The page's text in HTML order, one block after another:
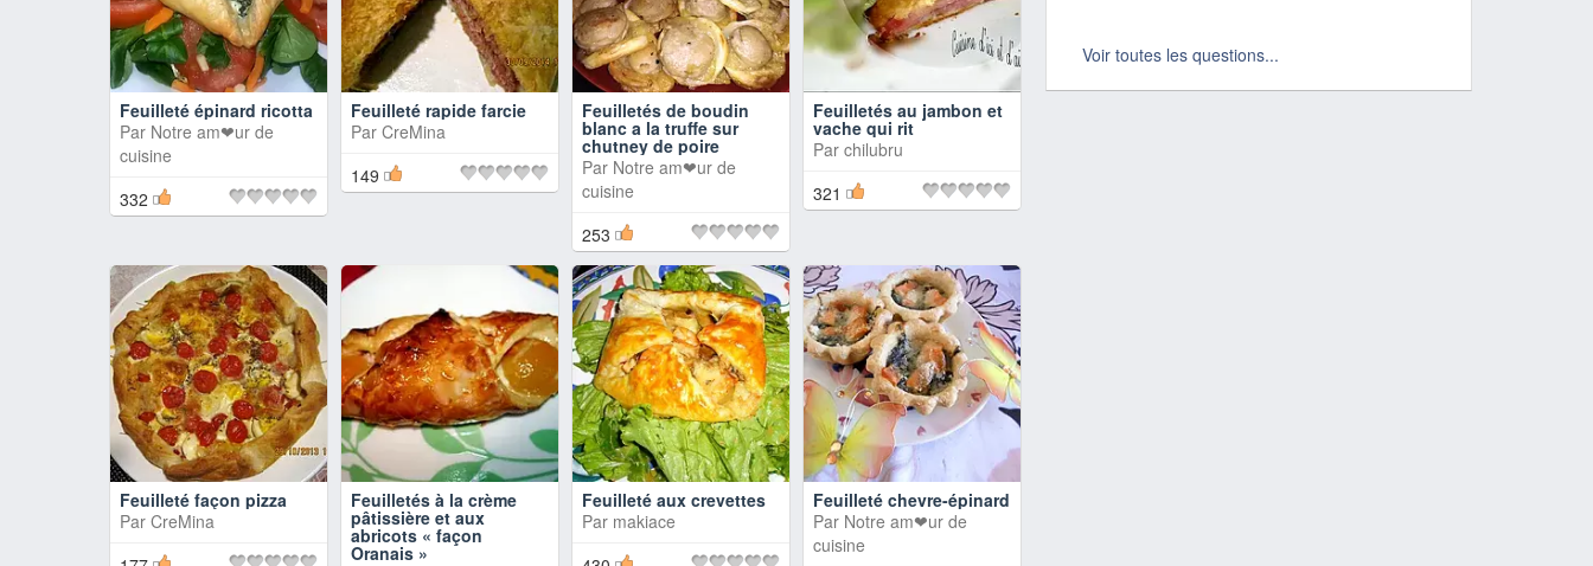
Feuilleté épinard ricotta
Par Notre am❤ur de
cuisine
332
Feuilleté rapide farcie
Par CreMina
149
Feuilletés de boudin
blanc a la truffe sur
chutney de poire
Par Notre am❤ur de
cuisine
253
Feuilletés au jambon et
vache qui rit
Par chilubru
321
Feuilleté façon pizza
Par CreMina
Feuilletés à la crème
pâtissière et aux
abricots « façon
Oranais »
Feuilleté aux crevettes
Par makiace
Feuilleté chevre-épinard
Par Notre am❤ur de
cuisine
Voir toutes les questions...